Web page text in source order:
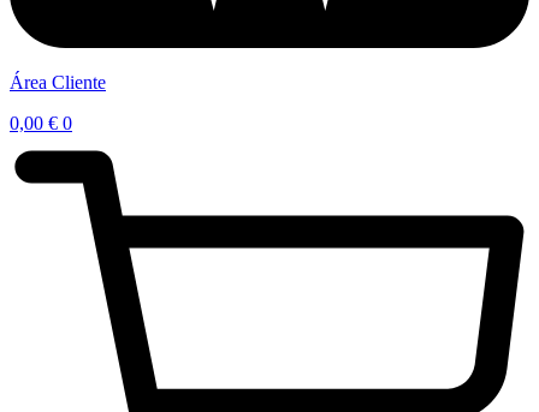
Área Cliente
0,00 € 0